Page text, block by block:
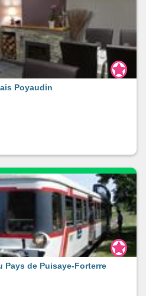
Poyaudin
Pays de Puisaye-Forterre